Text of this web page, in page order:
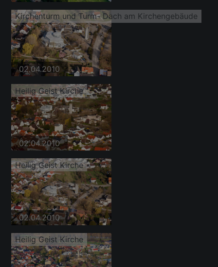
Kirchenturm und Turm- Dach am Kirchengebäude
02.04.2010
Heilig Geist Kirche
02.04.2010
Heilig Geist Kirche
02.04.2010
Heilig Geist Kirche